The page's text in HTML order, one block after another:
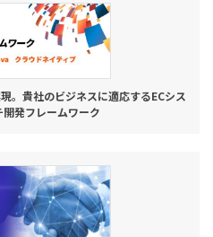
。貴社のビジネスに適応するECシス
発フレームワーク